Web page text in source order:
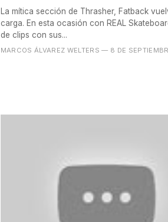
La mítica sección de Thrasher, Fatback
carga. En esta ocasión con REAL
de clips con sus...
MARCOS ÁLVAREZ WELTERS — 8 DE